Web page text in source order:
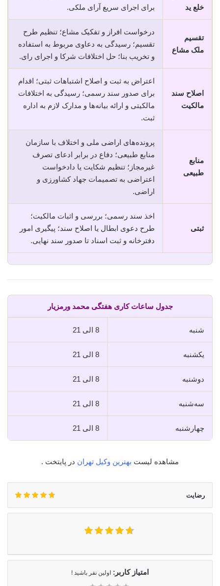
خلع ید
برای اجرای سریع آرای ملکی.
تقسیم
ملک مشاع
درخواست افراز و تفکیک مشاع؛ تنظیم طرح
تقسیم؛ رسیدگی به دعاوی مربوط به استفاده
و تخریب بنا؛ حل اختلافات شرکا و اجرای رای.
اصلاح سند
مالکیت
اعتراض به ثبت و اصلاح اشتباهات ثبتی؛ اقدام
برای صدور سند رسمی؛ رسیدگی به اختلافات
مالکیتی و ارائه بیانه‌ها و مدارک لازم به اداره
ثبت.
منابع
طبیعی
پرونده‌های اراضی ملی و اختلاف با سازمان
منابع طبیعی؛ دفاع در برابر ادعای تصرف
غیرمجاز؛ تنظیم شکایت یا دادخواست
اعتراضی به تصمیمات جهاد کشاورزی و
اراضی.
ثبتی
اخذ سند رسمی؛ بررسی و اثبات مالکیت؛
طرح دعوی ابطال یا اصلاح سند؛ پیگیری امور
دفترخانه و ثبت اسناد تا صدور سند نهایی.
جدول ساعات کاری هفتگی محمد ورمزیار
شنبه 8 الی 21
یکشنبه 8 الی 21
دوشنبه 8 الی 21
سه‌شنبه 8 الی 21
چهارشنبه 8 الی 21
مشاهده لیست بهترین وکیل تهران در پایتخت .
رضایت
امتیاز کاربر: اولین نفر باشید !